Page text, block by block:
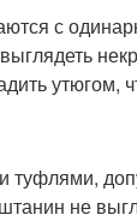
с
туфлями,
не